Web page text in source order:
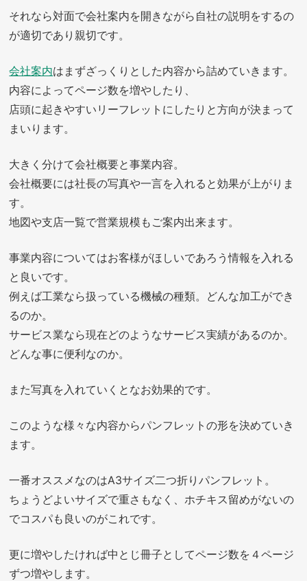
それなら対面で会社案内を開きながら自社の説明をするの
が適切であり親切です。
会社案内はまずざっくりとした内容から詰めていきます。
内容によってページ数を増やしたり、
店頭に起きやすいリーフレットにしたりと方向が決まって
まいります。
大きく分けて会社概要と事業内容。
会社概要には社長の写真や一言を入れると効果が上がりま
す。
地図や支店一覧で営業規模もご案内出来ます。
事業内容についてはお客様がほしいであろう情報を入れる
と良いです。
例えば工業なら扱っている機械の種類。どんな加工ができ
るのか。
サービス業なら現在どのようなサービス実績があるのか。
どんな事に便利なのか。
また写真を入れていくとなお効果的です。
このような様々な内容からパンフレットの形を決めていき
ます。
一番オススメなのはA3サイズ二つ折りパンフレット。
ちょうどよいサイズで重さもなく、ホチキス留めがないの
でコスパも良いのがこれです。
更に増やしたければ中とじ冊子としてページ数を４ページ
ずつ増やします。